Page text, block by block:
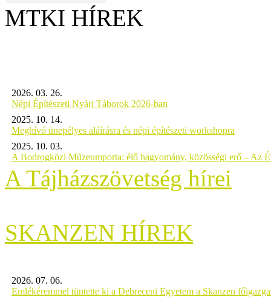
MTKI HÍREK
2026. 03. 26.
Népi Építészeti Nyári Táborok 2026-ban
2025. 10. 14.
Meghívó ünepélyes aláírásra és népi építészeti workshopra
2025. 10. 03.
A Bodrogközi Múzeumporta: élő hagyomány, közösségi erő – Az
A Tájházszövetség hírei
SKANZEN HÍREK
2026. 07. 06.
Emlékéremmel tüntette ki a Debreceni Egyetem a Skanzen